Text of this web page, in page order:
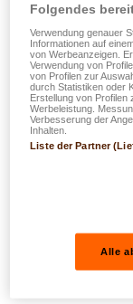
Folgendes
Verwendung genauer
Informationen auf
von Werbeanzeigen.
Verwendung von
von Profilen zur
durch Statistiken oder
Erstellung von Profilen
Werbeleistung.
Verbesserung der
Inhalten.
Liste der Partner
Alle